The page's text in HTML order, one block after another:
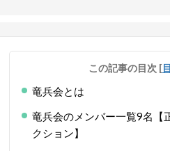
この記事の目次 [
竜兵会とは
竜兵会のメンバー一覧9名【
クション】